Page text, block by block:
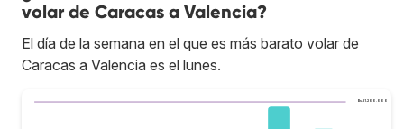
volar de Caracas a Valencia?
El día de la semana en el que es más barato volar de
Caracas a Valencia es el lunes.
Bs.S1.200.000